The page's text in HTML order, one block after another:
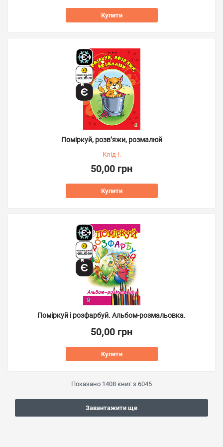
Купити
Поміркуй, розв’яжи, розмалюй
Клід І.
50,00 грн
Купити
Поміркуй і розфарбуй. Альбом-розмальовка.
50,00 грн
Купити
Показано 1408 книг з 6045
Завантажити ще